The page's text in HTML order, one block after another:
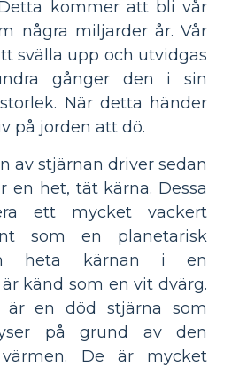
kommer att bli vår
några miljarder år. Vår
svälla upp och utvidgas
gånger den i sin
När detta händer
på jorden att dö.
av stjärnan driver sedan
en het, tät kärna. Dessa
ett mycket vackert
som en planetarisk
heta kärnan i en
känd som en vit dvärg.
en död stjärna som
på grund av den
värmen. De är mycket